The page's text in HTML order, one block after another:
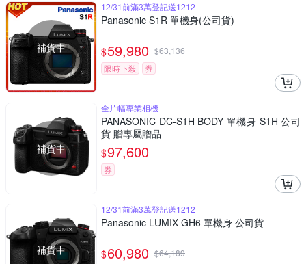
補貨中
12/31前滿3萬登記送1212
Panasonic S1R 單機身(公司貨)
$59,980 $63,136
限時下殺
券
補貨中
全片幅專業相機
PANASONIC DC-S1H BODY 單機身 S1H 公司
貨 贈專屬贈品
$97,600
券
補貨中
12/31前滿3萬登記送1212
Panasonic LUMIX GH6 單機身 公司貨
$60,980 $64,189